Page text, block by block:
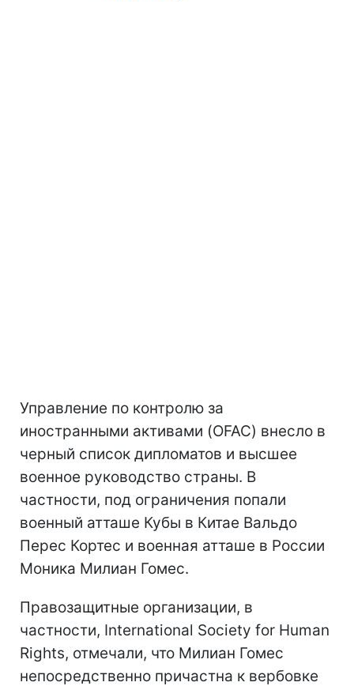
Управление по контролю за
иностранными активами (OFAC) внесло в
черный список дипломатов и высшее
военное руководство страны. В
частности, под ограничения попали
военный атташе Кубы в Китае Вальдо
Перес Кортес и военная атташе в России
Моника Милиан Гомес.
Правозащитные организации, в
частности, International Society for Human
Rights, отмечали, что Милиан Гомес
непосредственно причастна к вербовке